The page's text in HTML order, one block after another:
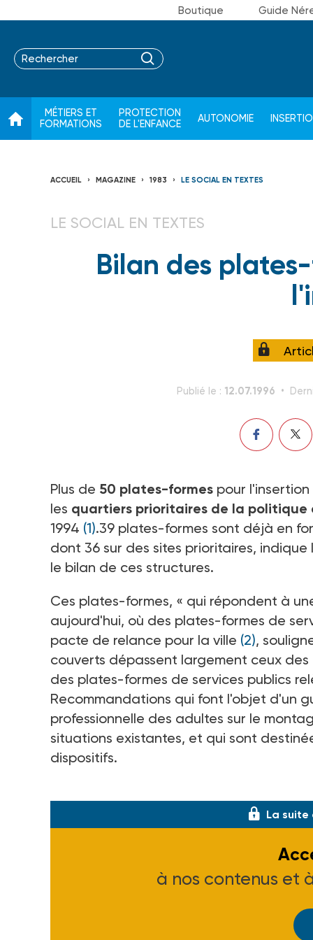
Boutique Guide
MÉTIERS ET
FORMATIONS
PROTECTION
DE L'ENFANCE
AUTONOMIE
ACCUEIL MAGAZINE 1983 LE SOCIAL EN TEXTES
LE SOCIAL EN TEXTES
Bilan des
Publié le : 12.07.1996
Plus de 50 plates-formes pour
les quartiers prioritaires de la politique
1994 (1).39 plates-formes sont déjà en
dont 36 sur des sites prioritaires,
le bilan de ces structures.
Ces plates-formes, « qui répondent à
aujourd'hui, où des plates-formes de
pacte de relance pour la ville (2),
couverts dépassent largement ceux
des plates-formes de services publics
Recommandations qui font l'objet d'un
professionnelle des adultes sur le
situations existantes, et qui sont
dispositifs.
La suite
à nos contenus et